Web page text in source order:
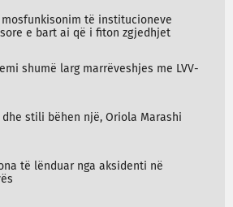
mosfunkisonim të institucioneve
e bart ai që i fiton zgjedhjet
shumë larg marrëveshjes me LVV-
stili bëhen një, Oriola Marashi
të lënduar nga aksidenti në